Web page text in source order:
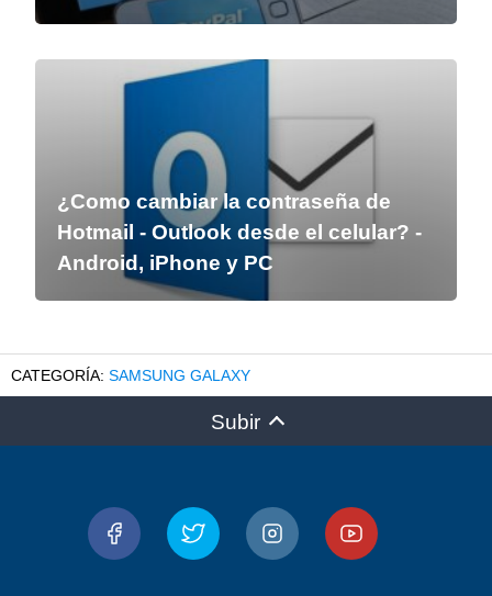
¿Como cambiar la contraseña de
Hotmail - Outlook desde el celular? -
Android, iPhone y PC
SAMSUNG GALAXY
Subir